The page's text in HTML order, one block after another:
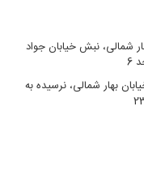
شمالی، نبش خیابان جواد
بهار شمالی، نرسیده به